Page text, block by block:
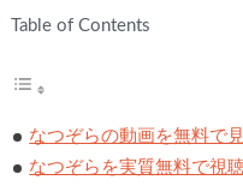
Table of Contents
なつぞらの動画を無料で
なつぞらを実質無料で視